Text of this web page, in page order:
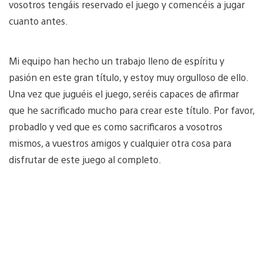
vosotros tengáis reservado el juego y comencéis a jugar
cuanto antes.
Mi equipo han hecho un trabajo lleno de espíritu y
pasión en este gran título, y estoy muy orgulloso de ello.
Una vez que juguéis el juego, seréis capaces de afirmar
que he sacrificado mucho para crear este título. Por favor,
probadlo y ved que es como sacrificaros a vosotros
mismos, a vuestros amigos y cualquier otra cosa para
disfrutar de este juego al completo.